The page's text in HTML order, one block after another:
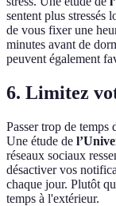
sentent plus stressés
de vous fixer une
minutes avant de
peuvent également
6. Limitez
Passer trop de temps
Une étude de
réseaux sociaux
désactiver vos
chaque jour. Plutôt
temps à l'extérieur.